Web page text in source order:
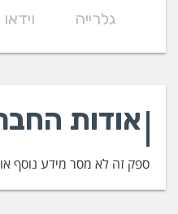
גלרייה
וידאו
אודות
ספק זה לא מסר מידע נוסף